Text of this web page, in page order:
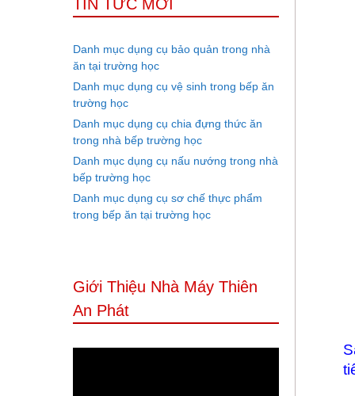
TIN TỨC MỚI
Danh mục dụng cụ bảo quản trong nhà
ăn tại trường học
Danh mục dụng cụ vệ sinh trong bếp ăn
trường học
Danh mục dụng cụ chia đựng thức ăn
trong nhà bếp trường học
Danh mục dụng cụ nấu nướng trong nhà
bếp trường học
Danh mục dụng cụ sơ chế thực phẩm
trong bếp ăn tại trường học
Giới Thiệu Nhà Máy Thiên
An Phát